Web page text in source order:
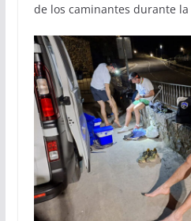
de los caminantes durante